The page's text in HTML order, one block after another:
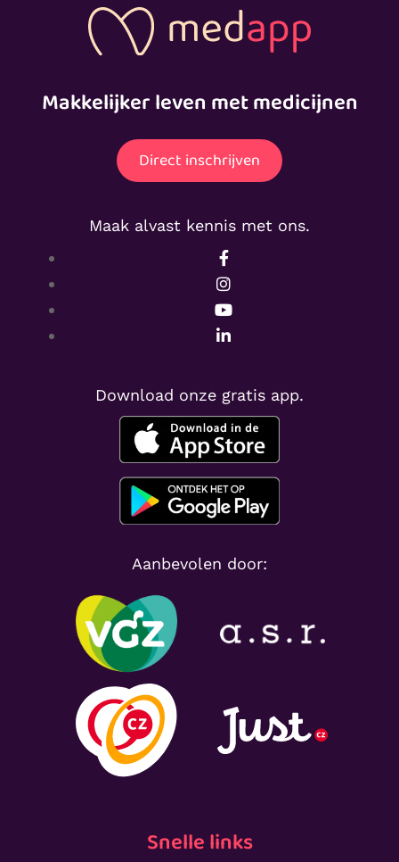
Makkelijker leven met medicijnen
Direct inschrijven
Maak alvast kennis met ons.
Download onze gratis app.
Aanbevolen door:
Snelle links